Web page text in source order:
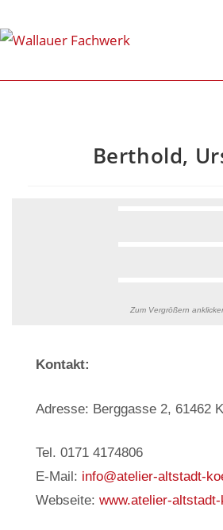
Berthold,
Zum Vergrößern
Kontakt:
Adresse: Berggasse 2, 61462
Tel. 0171 4174806
E-Mail: info@atelier-altstadt-
Webseite: www.atelier-